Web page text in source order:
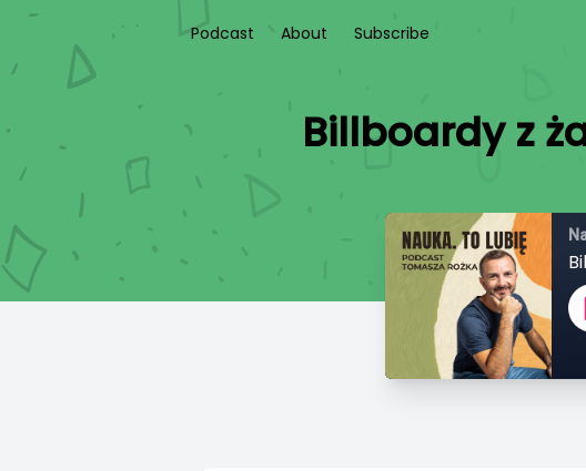
Podcast About Subscribe
Billboardy z